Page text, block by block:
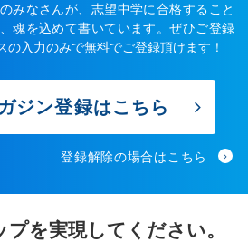
みなさんが、志望中学に合格すること
魂を込めて書いています。ぜひご登録
の入力のみで無料でご登録頂けます！
ジン登録はこちら
登録解除の場合はこちら
を実現してください。